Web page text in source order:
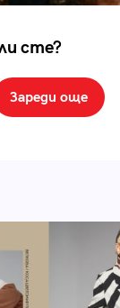
сте?
Зареди още